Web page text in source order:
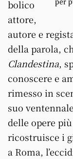
bolico
attore,
autore e
della parola,
Clandestina,
conoscere e
rimesso in
suo
delle opere
ricostruisce i
a Roma,